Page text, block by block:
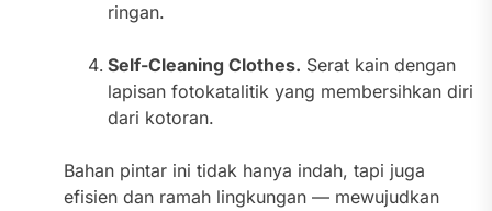
ringan.
Self-Cleaning Clothes. Serat kain dengan
lapisan fotokatalitik yang membersihkan diri
dari kotoran.
Bahan pintar ini tidak hanya indah, tapi juga
efisien dan ramah lingkungan — mewujudkan